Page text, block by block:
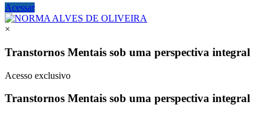
Acessar
×
Transtornos Mentais sob uma perspectiva integral
Acesso exclusivo
Transtornos Mentais sob uma perspectiva integral